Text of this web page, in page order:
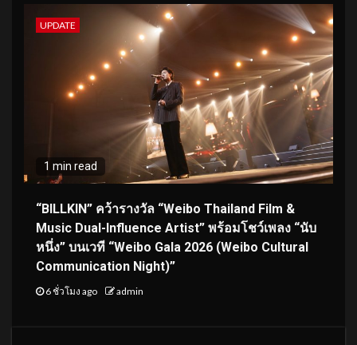
UPDATE
1 min read
“BILLKIN” คว้ารางวัล “Weibo Thailand Film &
Music Dual-Influence Artist” พร้อมโชว์เพลง “นับ
หนึ่ง” บนเวที “Weibo Gala 2026 (Weibo Cultural
Communication Night)”
6 ชั่วโมง ago admin